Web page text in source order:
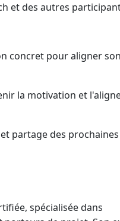
et des autres
concret pour aligner
la motivation et
partage des
spécialisée dans